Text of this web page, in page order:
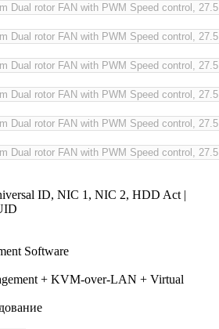
ID, NIC 1, NIC 2, HDD Act |
Software
+ KVM-over-LAN + Virtual